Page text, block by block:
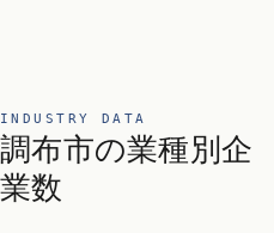
INDUSTRY DATA
調布市の業種別企
業数